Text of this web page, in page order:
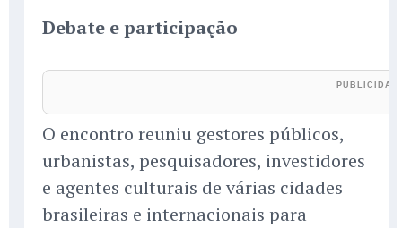
Debate e participação
O encontro reuniu gestores públicos,
urbanistas, pesquisadores, investidores
e agentes culturais de várias cidades
brasileiras e internacionais para